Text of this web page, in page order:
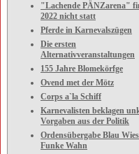
"Lachende PÄNZarena"
2022 nicht statt
Pferde in Karnevalszügen
Die ersten
Alternativveranstaltungen
155 Jahre Blomekörfge
Ovend met der Mötz
Corps a`la Schiff
Karnevalisten beklagen
Vorgaben aus der Politik
Ordensübergabe Blau
Funke Wahn